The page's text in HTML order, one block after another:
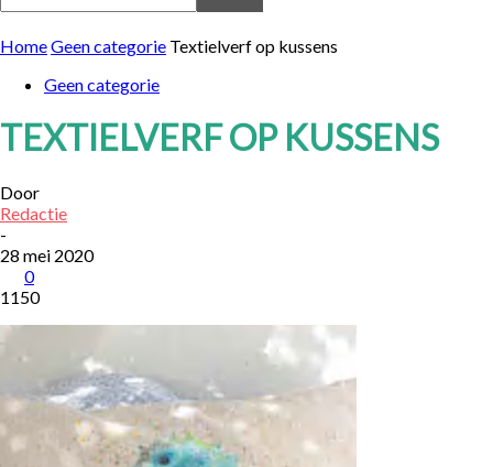
HomeGeen categorie Textielverf op kussens
Geen categorie
TEXTIELVERF OP KUSSENS
Door
Redactie
-
28 mei 2020
0
1150